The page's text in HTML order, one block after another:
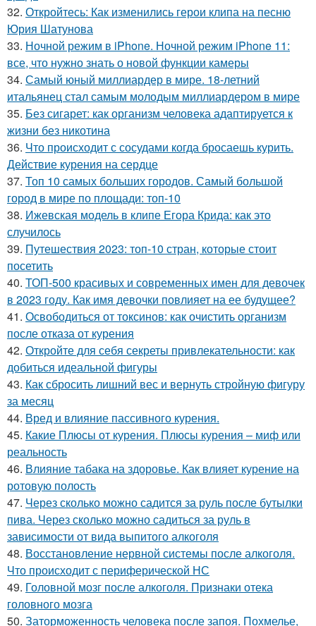
32. Откройтесь: Как изменились герои клипа на песню
Юрия Шатунова
33. Ночной режим в iPhone. Ночной режим iPhone 11:
все, что нужно знать о новой функции камеры
34. Самый юный миллиардер в мире. 18-летний
итальянец стал самым молодым миллиардером в мире
35. Без сигарет: как организм человека адаптируется к
жизни без никотина
36. Что происходит с сосудами когда бросаешь курить.
Действие курения на сердце
37. Топ 10 самых больших городов. Самый большой
город в мире по площади: топ-10
38. Ижевская модель в клипе Егора Крида: как это
случилось
39. Путешествия 2023: топ-10 стран, которые стоит
посетить
40. ТОП-500 красивых и современных имен для девочек
в 2023 году. Как имя девочки повлияет на ее будущее?
41. Освободиться от токсинов: как очистить организм
после отказа от курения
42. Откройте для себя секреты привлекательности: как
добиться идеальной фигуры
43. Как сбросить лишний вес и вернуть стройную фигуру
за месяц
44. Вред и влияние пассивного курения.
45. Какие Плюсы от курения. Плюсы курения – миф или
реальность
46. Влияние табака на здоровье. Как влияет курение на
ротовую полость
47. Через сколько можно садится за руль после бутылки
пива. Через сколько можно садиться за руль в
зависимости от вида выпитого алкоголя
48. Восстановление нервной системы после алкоголя.
Что происходит с периферической НС
49. Головной мозг после алкоголя. Признаки отека
головного мозга
50. Заторможенность человека после запоя. Похмелье,